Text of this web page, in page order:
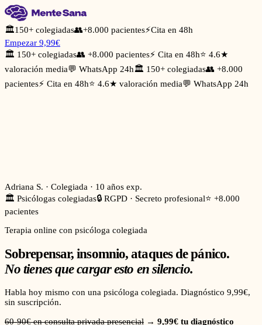
🏛️150+ colegiadas👥+8.000 pacientes⚡Cita en 48h
Empezar 9,99€
🏛️ 150+ colegiadas👥 +8.000 pacientes⚡ Cita en 48h⭐ 4.6★
valoración media💬 WhatsApp 24h🏛️ 150+ colegiadas👥 +8.000
pacientes⚡ Cita en 48h⭐ 4.6★ valoración media💬 WhatsApp 24h
Adriana S. · Colegiada · 10 años exp.
🏛️ Psicólogas colegiadas🔒 RGPD · Secreto profesional⭐ +8.000
pacientes
Terapia online con psicóloga colegiada
Sobrepensar, insomnio, ataques de pánico.
No tienes que cargar esto en silencio.
Habla hoy mismo con una psicóloga colegiada. Diagnóstico 9,99€,
sin suscripción.
60-90€ en consulta privada presencial → 9,99€ tu diagnóstico